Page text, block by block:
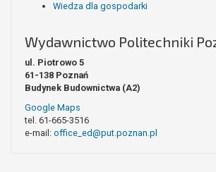
Wiedza dla gospodarki
Wydawnictwo Politechniki
ul. Piotrowo 5
61-138 Poznań
Budynek Budownictwa (A2)
Google Maps
tel. 61-665-3516
e-mail: office_ed@put.poznan.pl